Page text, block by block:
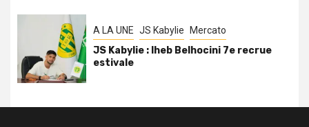
A LA UNE JS Kabylie Mercato
JS Kabylie : Iheb Belhocini 7e recrue
estivale